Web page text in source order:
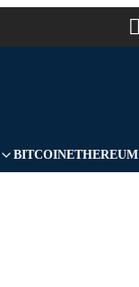
BITCOINETHEREUM